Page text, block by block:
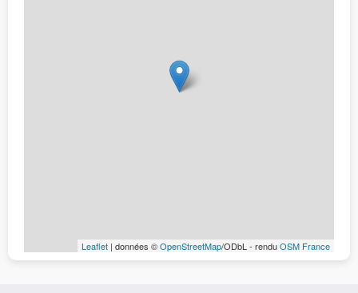
Leaflet | données ©OpenStreetMap/ODbL - renduOSM France